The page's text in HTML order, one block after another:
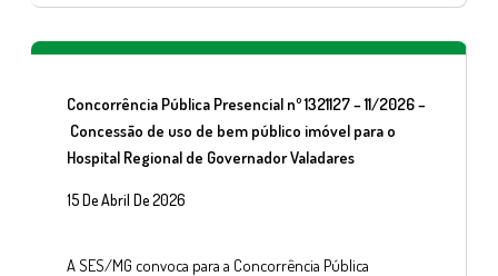
Concorrência Pública Presencial nº 1321127 – 11/2026 –
Concessão de uso de bem público imóvel para o
Hospital Regional de Governador Valadares
15 De Abril De 2026
A SES/MG convoca para a Concorrência Pública